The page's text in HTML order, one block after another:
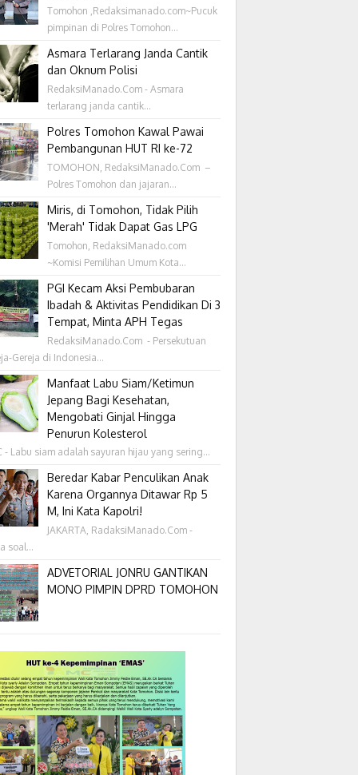
Tomohon ,Redaksimanado.com~Pucuk
pimpinan di Polres Tomohon...
Asmara Terlarang Janda Cantik
dan Oknum Polisi
RedaksiManado.Com - Asmara
terlarang janda cantik...
Polres Tomohon Kawal Pawai
Pembangunan HUT RI ke-72
TOMOHON, RedaksiManado.Com –
Polres Tomohon dan jajaran...
Miris, di Tomohon, Tidak Pilih
'Merah' Tidak Dapat Gas LPG
Tomohon, RedaksiManado.com
~Komisi Pemilihan Umum Kota...
PGI Kecam Aksi Pembubaran
Ibadah & Aktivitas Pendidikan Di 3
Tempat, Minta APH Tegas
RedaksiManado.Com - Persekutuan
Gereja di Indonesia...
Manfaat Labu Siam/Ketimun
Jepang Bagi Kesehatan,
Mengobati Ginjal Hingga
Penurun Kolesterol
- Labu siam adalah sayuran hijau yang sering...
Beredar Kabar Penculikan Anak
Karena Organnya Ditawar Rp 5
M, Ini Kata Kapolri!
JAKARTA, RadaksiManado.Com -
soal...
ADVETORIAL JONRU GANTIKAN
MONO PIMPIN DPRD TOMOHON